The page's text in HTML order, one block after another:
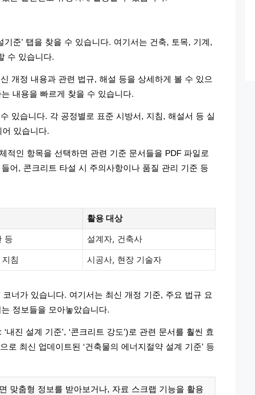
기준’ 탭을 찾을 수 있습니다. 여기서는 건축, 토목, 기계,
수 있습니다.
개정 내용과 관련 법규, 해설 등을 상세하게 볼 수 있으
내용을 빠르게 찾을 수 있습니다.
있습니다. 각 공정별로 표준 시방서, 지침, 해설서 등 실
있습니다.
적인 항목을 선택하면 관련 기준 문서들을 PDF 파일로
어, 콘크리트 타설 시 주의사항이나 품질 관리 기준 등
활용 대상
등 설계자, 건축사
침 시공사, 현장 기술자
코너가 있습니다. 여기서는 최신 개정 기준, 주요 법규 요
정보들을 모아놓았습니다.
진 설계 기준’, ‘콘크리트 강도’)로 관련 문서를 훨씬 효
로 최신 업데이트된 ‘건축물의 에너지절약 설계 기준’ 등
맞춤형 정보를 받아보거나, 자료 스크랩 기능을 활용